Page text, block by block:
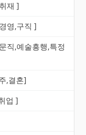
재 ]
영,구직 ]
직,예술흥행,특정
,결혼]
업 ]